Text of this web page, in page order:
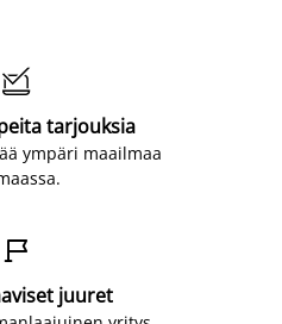

tarjouksia
ympäri maailmaa

juuret